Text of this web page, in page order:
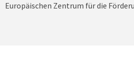
Europäischen Zentrum für die